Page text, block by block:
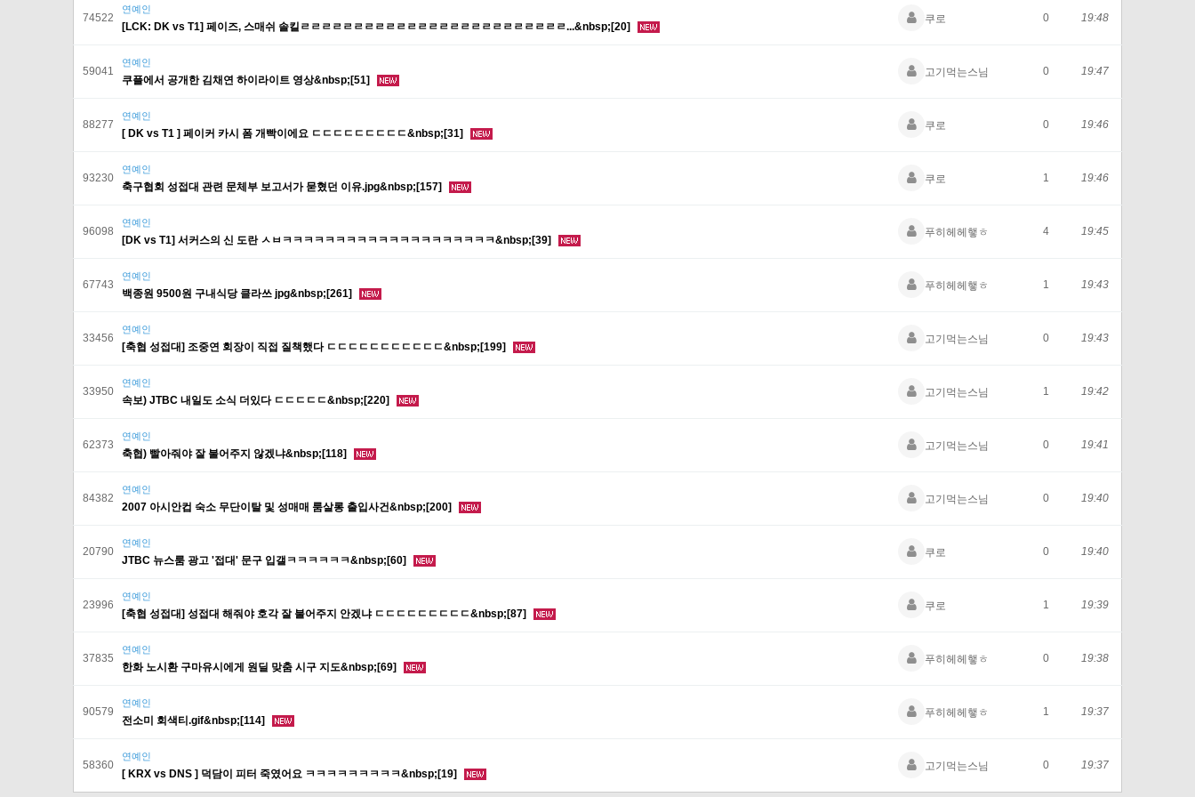
74522
연예인
[LCK: DK vs T1] 페이즈, 스매쉬 솔킬ㄹㄹㄹㄹㄹㄹㄹㄹㄹㄹㄹㄹㄹㄹㄹㄹㄹㄹㄹㄹㄹㄹㄹㄹㄹ...&nbsp;[20]
쿠로 0 19:48
59041
연예인
쿠플에서 공개한 김채연 하이라이트 영상&nbsp;[51]
고기먹는스님 0 19:47
88277
연예인
[ DK vs T1 ] 페이커 카시 폼 개빡이에요 ㄷㄷㄷㄷㄷㄷㄷㄷㄷ&nbsp;[31]
쿠로 0 19:46
93230
연예인
축구협회 성접대 관련 문체부 보고서가 묻혔던 이유.jpg&nbsp;[157]
쿠로 1 19:46
96098
연예인
[DK vs T1] 서커스의 신 도란 ㅅㅂㅋㅋㅋㅋㅋㅋㅋㅋㅋㅋㅋㅋㅋㅋㅋㅋㅋㅋㅋㅋ&nbsp;[39]
푸히헤헤햏ㅎ 4 19:45
67743
연예인
백종원 9500원 구내식당 클라쓰 jpg&nbsp;[261]
푸히헤헤햏ㅎ 1 19:43
33456
연예인
[축협 성접대] 조중연 회장이 직접 질책했다 ㄷㄷㄷㄷㄷㄷㄷㄷㄷㄷㄷ&nbsp;[199]
고기먹는스님 0 19:43
33950
연예인
속보) JTBC 내일도 소식 더있다 ㄷㄷㄷㄷㄷ&nbsp;[220]
고기먹는스님 1 19:42
62373
연예인
축협) 빨아줘야 잘 불어주지 않겠냐&nbsp;[118]
고기먹는스님 0 19:41
84382
연예인
2007 아시안컵 숙소 무단이탈 및 성매매 룸살롱 출입사건&nbsp;[200]
고기먹는스님 0 19:40
20790
연예인
JTBC 뉴스룸 광고 '접대' 문구 입갤ㅋㅋㅋㅋㅋㅋ&nbsp;[60]
쿠로 0 19:40
23996
연예인
[축협 성접대] 성접대 해줘야 호각 잘 불어주지 안겠냐 ㄷㄷㄷㄷㄷㄷㄷㄷㄷ&nbsp;[87]
쿠로 1 19:39
37835
연예인
한화 노시환 구마유시에게 원딜 맞춤 시구 지도&nbsp;[69]
푸히헤헤햏ㅎ 0 19:38
90579
연예인
전소미 회색티.gif&nbsp;[114]
푸히헤헤햏ㅎ 1 19:37
58360
연예인
[ KRX vs DNS ] 덕담이 피터 죽였어요 ㅋㅋㅋㅋㅋㅋㅋㅋㅋ&nbsp;[19]
고기먹는스님 0 19:37